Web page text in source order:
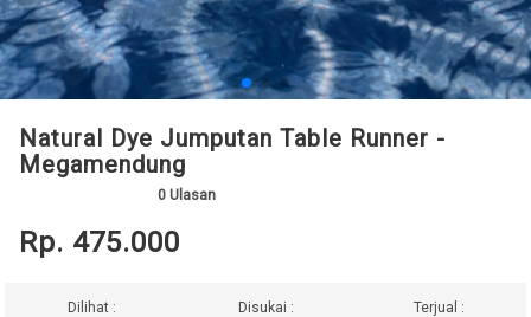
Natural Dye Jumputan Table Runner -
Megamendung
0 Ulasan
Rp. 475.000
Dilihat :
Disukai :
Terjual :